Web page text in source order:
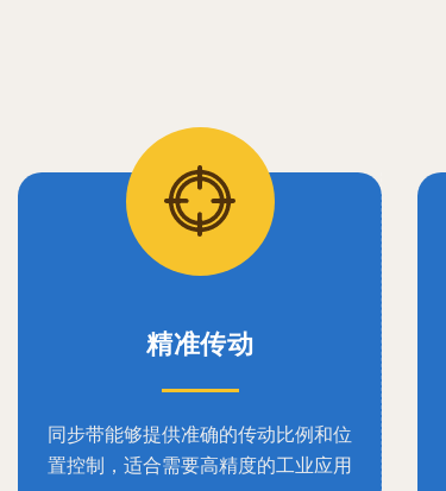
精准传动
同步带能够提供准确的传动比例和位
置控制，适合需要高精度的工业应用